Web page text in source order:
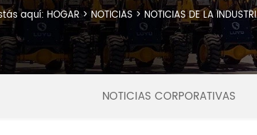
aquí: HOGAR> NOTICIAS>NOTICIAS DE LA
NOTICIAS CORPORATIVAS